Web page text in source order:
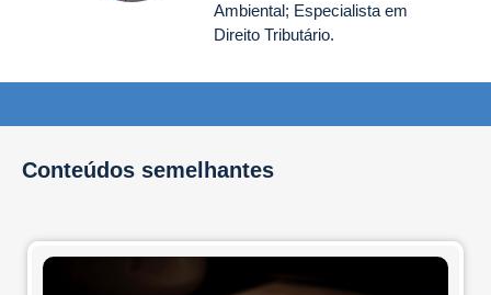
Ambiental; Especialista em
Direito Tributário.
Conteúdos semelhantes